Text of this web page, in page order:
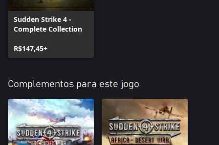
Sudden Strike 4 -
Complete Collection
R$147,45+
Complementos para este jogo